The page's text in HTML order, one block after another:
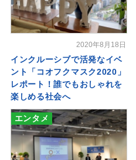
2020年8月18日
インクルーシブで活発なイベ
ント「コオフクマスク2020」
レポート！誰でもおしゃれを
楽しめる社会へ
エンタメ